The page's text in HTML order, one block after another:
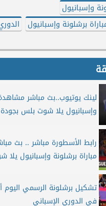
وإسبانيول
برشلونة وإسبانيول
لينك يوتيوب..بث مباشر
وإسبانيول يلا شوت بلس بجودة
رابط الأسطورة مباشر .. بث
مباراة برشلونة وإسبانيول يلا
تشكيل برشلونة الرسمي اليوم
في الدوري الإسباني